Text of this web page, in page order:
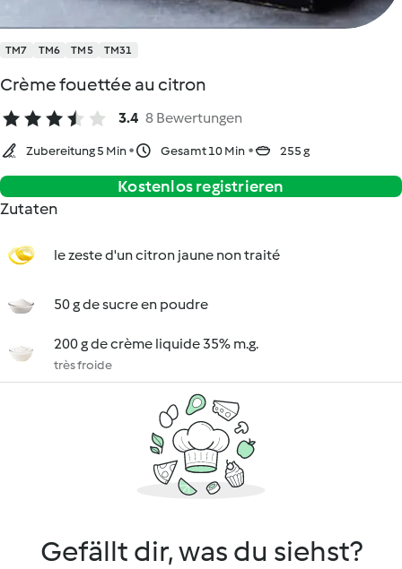
TM7 TM6 TM5 TM31
Crème fouettée au citron
3.4 8 Bewertungen
Zubereitung 5 Min Gesamt 10 Min 255 g
Kostenlos registrieren
Zutaten
le zeste d'un citron jaune non traité
50 g de sucre en poudre
200 g de crème liquide 35% m.g.
très froide
Gefällt dir, was du siehst?